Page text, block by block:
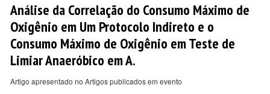
Análise da Correlação do Consumo Máximo de
Oxigênio em Um Protocolo Indireto e o
Consumo Máximo de Oxigênio em Teste de
Limiar Anaeróbico em A.
Artigo apresentado no Artigos publicados em evento